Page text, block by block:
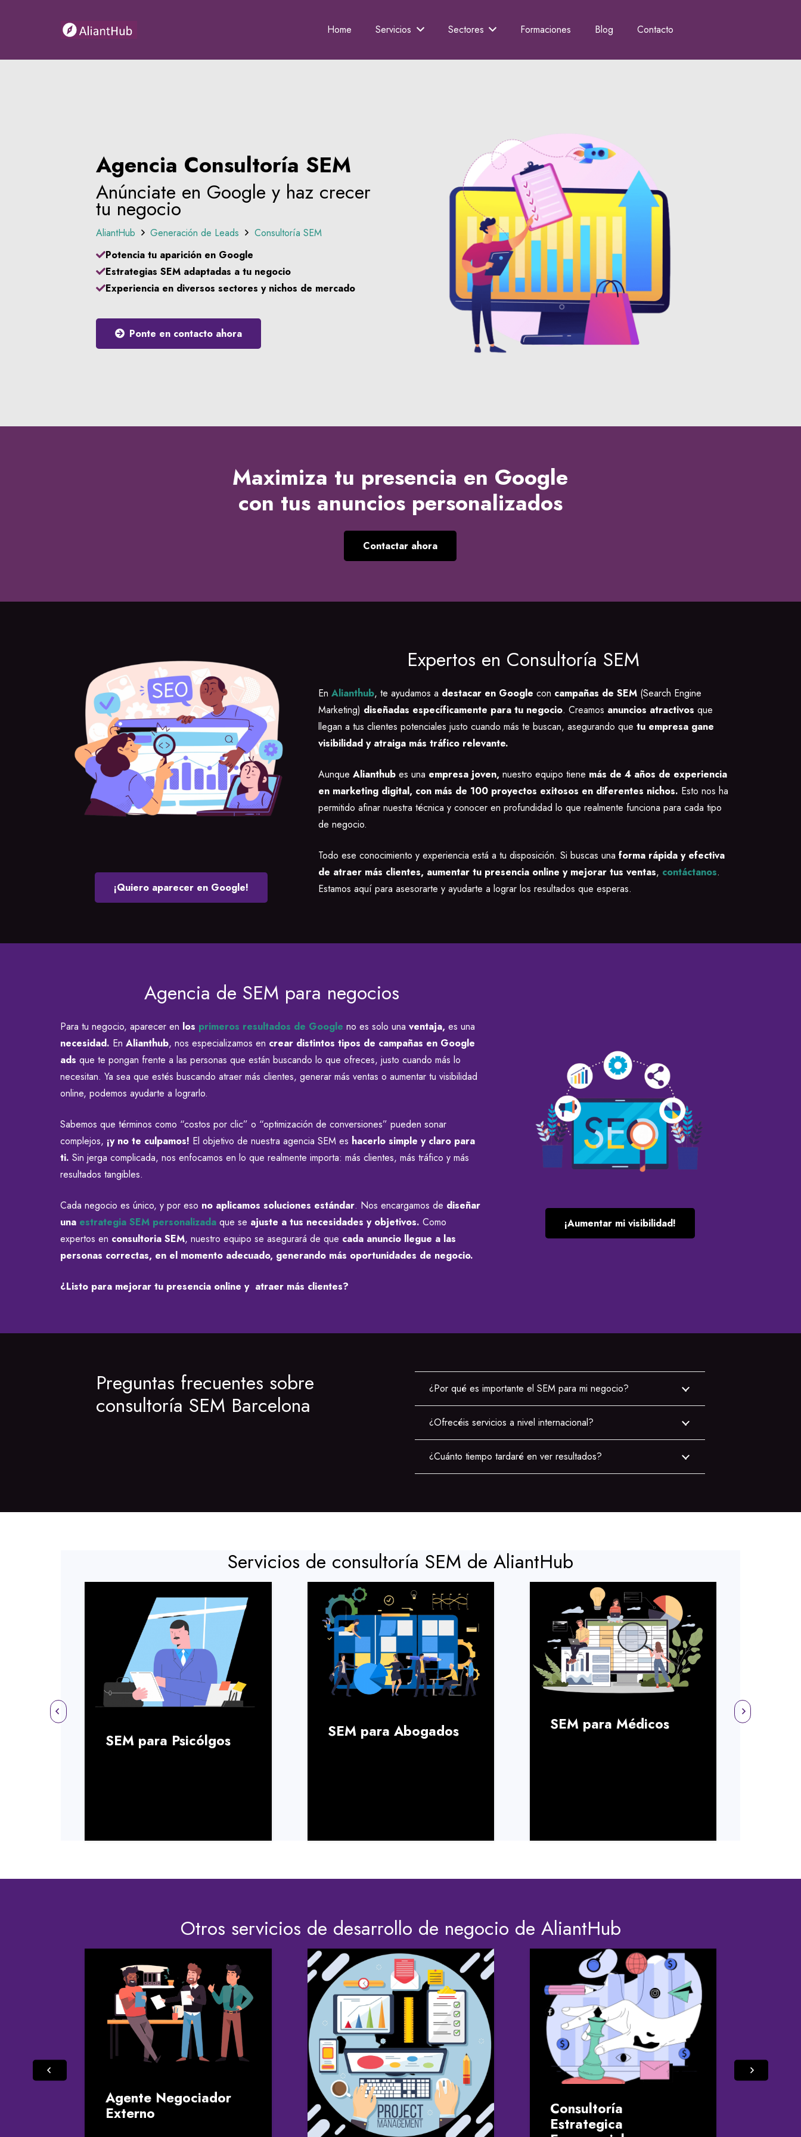
Home Servicios Sectores Formaciones Blog Contacto
Agencia Consultoría SEM
Anúnciate en Google y haz crecer
tu negocio
AliantHub Generación de Leads
Consultoría SEM
Potencia tu aparición en Google
Estrategias SEM adaptadas a tu negocio
Experiencia en diversos sectores y nichos de mercado
Ponte en contacto ahora
Maximiza tu presencia en Google
con tus anuncios personalizados
Contactar ahora
¡Quiero aparecer en Google!
Expertos en Consultoría SEM
En Alianthub, te ayudamos a destacar en Google con campañas de SEM(Search Engine
Marketing) diseñadas específicamente para tu negocio. Creamos anuncios atractivos que
llegan a tus clientes potenciales justo cuando más te buscan, asegurando que tu empresa gane
visibilidad y atraiga más tráfico relevante.
Aunque Alianthubes una empresa joven,nuestro equipo tiene más de 4 años de experiencia
en marketing digital, con más de 100 proyectos exitosos en diferentes nichos. Esto nos ha
permitido afinar nuestra técnica y conocer en profundidad lo que realmente funciona para cada tipo
de negocio.
Todo ese conocimiento y experiencia está a tu disposición. Si buscas una forma rápida y efectiva
de atraer más clientes, aumentar tu presencia online y mejorar tus ventas, contáctanos.
Estamos aquí para asesorarte y ayudarte a lograr los resultados que esperas.
Agencia de SEM para negocios
Para tu negocio, aparecer en los primeros resultados de Googleno es solo una ventaja,es una
necesidad. EnAlianthub, nos especializamos en crear distintos tipos de campañas en Google
adsque te pongan frente a las personas que están buscando lo que ofreces, justo cuando más lo
necesitan. Ya sea que estés buscando atraer más clientes, generar más ventas o aumentar tu visibilidad
online, podemos ayudarte a lograrlo.
Sabemos que términos como “costos por clic” o “optimización de conversiones” pueden sonar
complejos, ¡y no te culpamos! El objetivo de nuestra agencia SEM es hacerlo simple y claro para
ti. Sin jerga complicada, nos enfocamos en lo que realmente importa: más clientes, más tráfico y más
resultados tangibles.
Cada negocio es único, y por eso no aplicamos soluciones estándar. Nos encargamos de diseñar
una estrategia SEM personalizada que se ajuste a tus necesidades y objetivos. Como
expertos en consultoria SEM, nuestro equipo se asegurará de que cada anuncio llegue a las
personas correctas, en el momento adecuado, generando más oportunidades de negocio.
¿Listo para mejorar tu presencia online y atraer más clientes?
¡Aumentar mi visibilidad!
Preguntas frecuentes sobre
consultoría SEM Barcelona
¿Por qué es importante el SEM para mi negocio?
¿Ofrecéis servicios a nivel internacional?
¿Cuánto tiempo tardaré en ver resultados?
Servicios de consultoría SEM de AliantHub
SEM para Psicólgos SEM para Abogados SEM para Médicos
Otros servicios de desarrollo de negocio de AliantHub
Agente Negociador
Externo
Consultoría
Estrategica